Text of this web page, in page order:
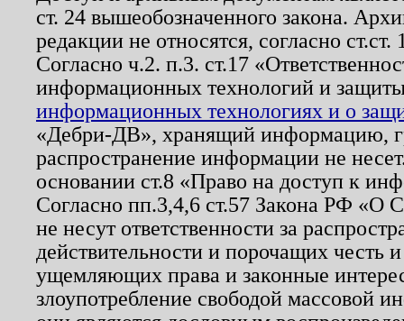
ст. 24 вышеобозначенного закона.
редакции не относятся, согласно
Согласно ч.2. п.3. ст.17
информационных технологий и
информационных технологиях и о
«Дебри-ДВ», хранящий информацию,
распространение информации не
основании ст.8 «Право на доступ к
Согласно пп.3,4,6 ст.57 Закона РФ «О
не несут ответственности за
действительности и порочащих честь
ущемляющих права и законные
злоупотребление свободой массовой